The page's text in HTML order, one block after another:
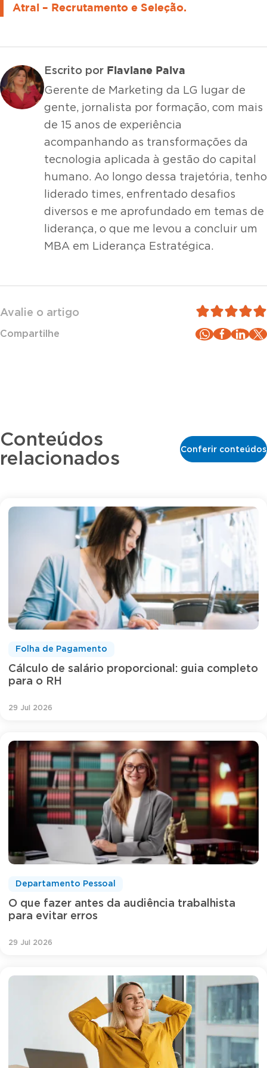
Atrai – Recrutamento e Seleção.
Escrito por Flaviane Paiva
Gerente de Marketing da LG lugar de
gente, jornalista por formação, com mais
de 15 anos de experiência
acompanhando as transformações da
tecnologia aplicada à gestão do capital
humano. Ao longo dessa trajetória, tenho
liderado times, enfrentado desafios
diversos e me aprofundado em temas de
liderança, o que me levou a concluir um
MBA em Liderança Estratégica.
Avalie o artigo
Compartilhe
Conteúdos
relacionados
Conferir conteúdos
Cálculo de salário proporcional: guia completo
para o RH
Folha de Pagamento
29 Jul 2026
O que fazer antes da audiência trabalhista
para evitar erros
Departamento Pessoal
29 Jul 2026